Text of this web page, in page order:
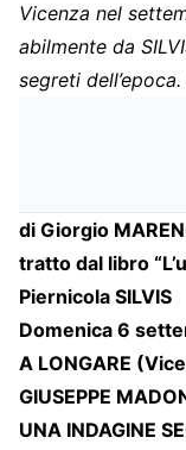
Vicenza nel
abilmente da
segreti
di Giorgio
tratto dal libro
Piernicola SILVIS
Domenica 6
A LONGARE
GIUSEPPE
UNA INDAGINE